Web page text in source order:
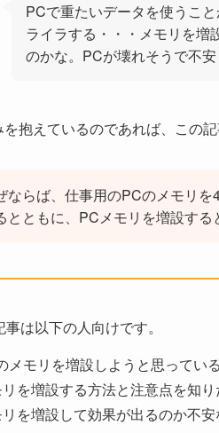
PCで重たいデータを使うこ
ライラする・・・メモリを増
のかな。PCが壊れそうで不
抱えているのであれば、この
ならば、仕事用のPCのメモリ
とともに、PCメモリを増設する
は以下の人向けです。
メモリを増設しようと思ってい
リを増設する方法と注意点を知り
リを増設して効果が出るのか不安